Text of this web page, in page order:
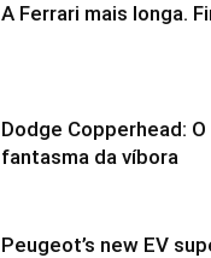
A Ferrari mais longa.
Dodge Copperhead:
fantasma da víbora
Peugeot’s new EV